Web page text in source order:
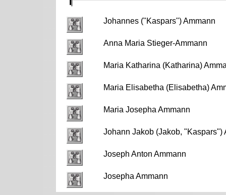
Johannes ("Kaspars") Ammann
Anna Maria Stieger-Ammann
Maria Katharina (Katharina)
Maria Elisabetha (Elisabetha)
Maria Josepha Ammann
Johann Jakob (Jakob, "Kaspars")
Joseph Anton Ammann
Josepha Ammann